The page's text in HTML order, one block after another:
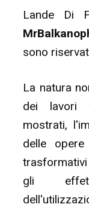
Lande Di
sono
La natura
dei lavori
mostrati,
delle
gli